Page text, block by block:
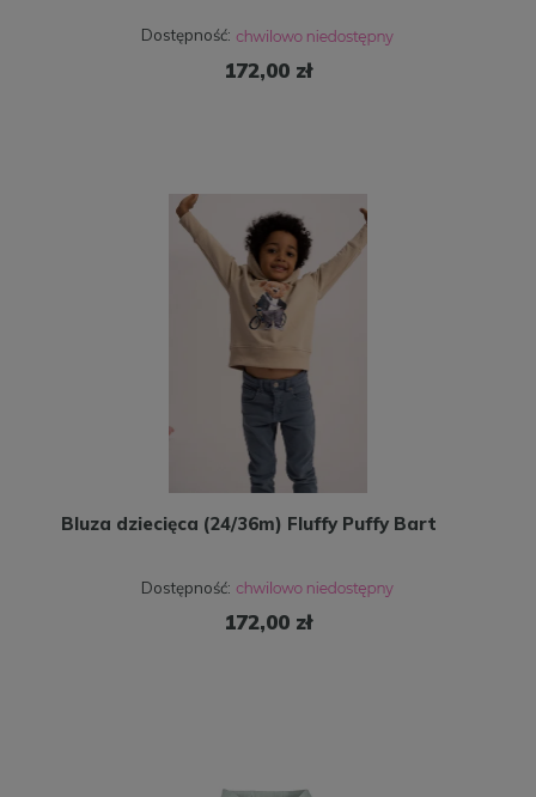
Dostępność:
172,00 zł
Bluza dziecięca (24/36m) Fluffy Puffy Bart
Dostępność:
172,00 zł